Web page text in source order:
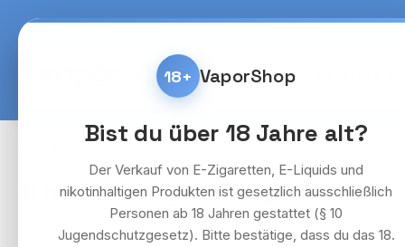
Hauptinhalt springen
Zur Suche springen
Zur Hauptnavigation springen Kostenlose Lieferung
Home E-Zigaretten &
10x SKE Crystal Liquid -
18+ VaporShop
Bist du über 18 Jahre alt?
Der Verkauf von E-Zigaretten, E-Liquids und
nikotinhaltigen Produkten ist gesetzlich ausschließlich
Personen ab 18 Jahren gestattet (§ 10
Jugendschutzgesetz). Bitte bestätige, dass du das 18.